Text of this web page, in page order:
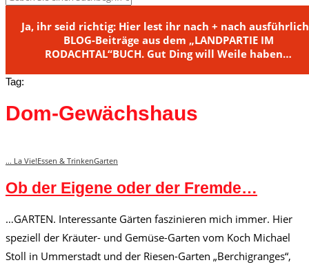
Ja, ihr seid richtig: Hier lest ihr nach + nach
BLOG-Beiträge aus dem „LANDPARTIE IM
RODACHTAL“BUCH. Gut Ding will Weile haben…
Tag:
Dom-Gewächshaus
... La Vie!Essen & TrinkenGarten
Ob der Eigene oder der Fremde…
…GARTEN. Interessante Gärten faszinieren mich immer. Hier
speziell der Kräuter- und Gemüse-Garten vom Koch Michael
Stoll in Ummerstadt und der Riesen-Garten „Berchigranges“,